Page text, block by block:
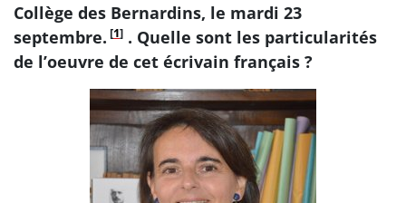
Collège des Bernardins, le mardi 23
septembre. [1] . Quelle sont les particularités
de l’oeuvre de cet écrivain français ?